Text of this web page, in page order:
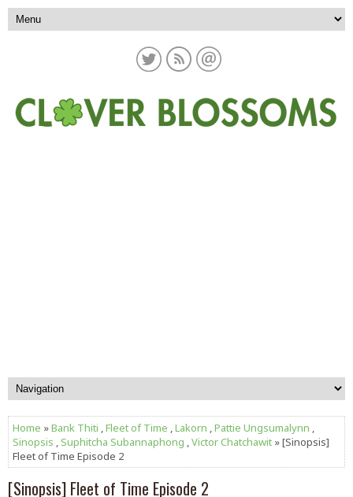
Home »Bank Thiti ,Fleet of Time ,Lakorn ,Pattie Ungsumalynn ,
Sinopsis , Suphitcha Subannaphong ,Victor Chatchawit » [Sinopsis]
Fleet of Time Episode 2
[Sinopsis] Fleet of Time Episode 2